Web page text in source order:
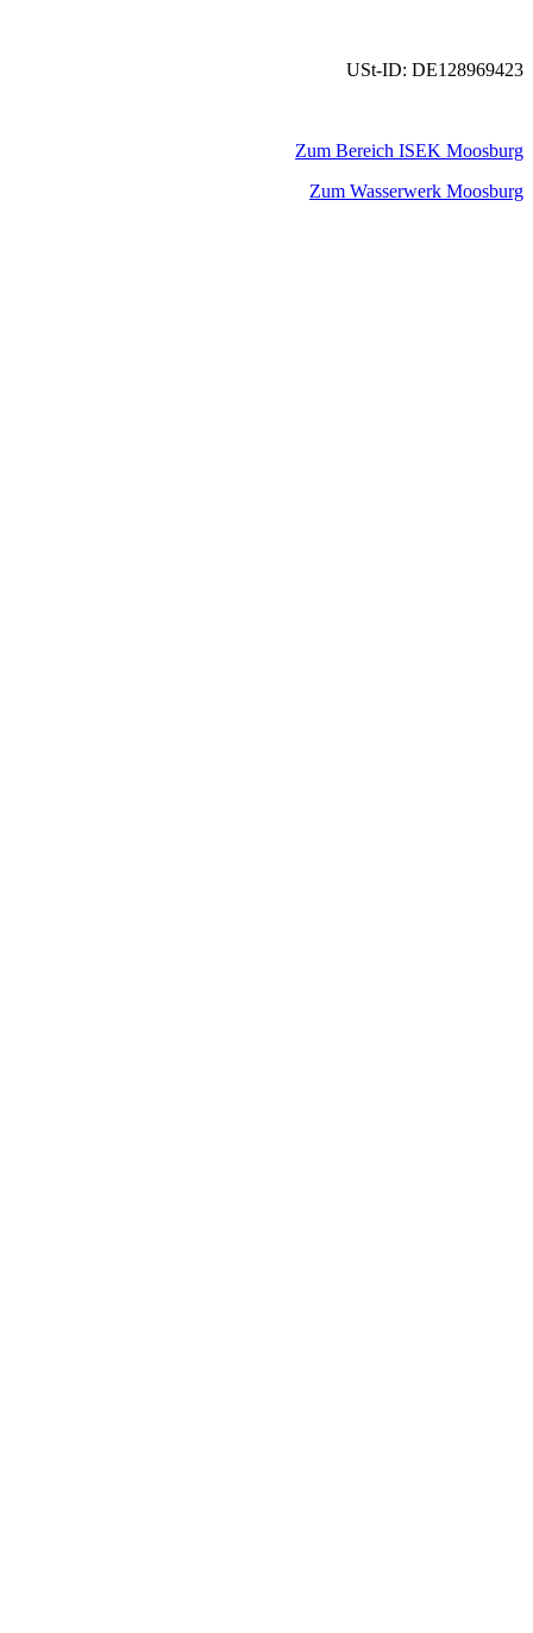
USt-ID: DE128969423
Zum Bereich ISEK Moosburg
Zum Wasserwerk Moosburg